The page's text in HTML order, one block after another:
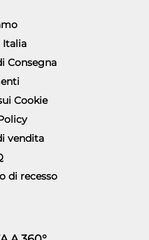
Italia
Consegna
Cookie
vendita
di recesso